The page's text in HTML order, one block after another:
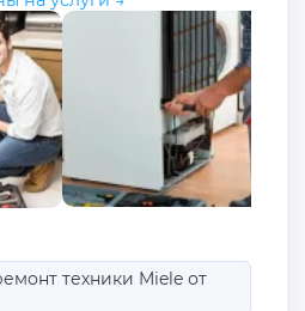
техники Miele от